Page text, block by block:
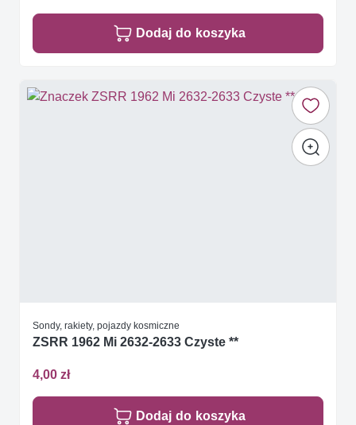
Dodaj do koszyka
Sondy, rakiety, pojazdy kosmiczne
ZSRR 1962 Mi 2632-2633 Czyste **
4,00 zł
Dodaj do koszyka